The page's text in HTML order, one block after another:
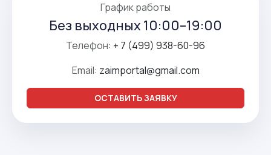
График работы
Без выходных 10:00–19:00
Телефон: + 7 (499) 938-60-96
Email: zaimportal@gmail.com
ОСТАВИТЬ ЗАЯВКУ